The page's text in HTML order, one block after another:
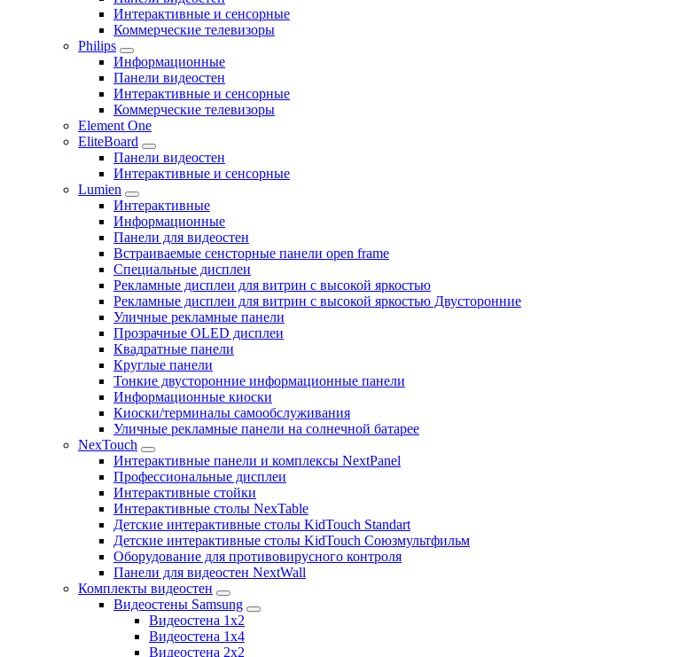
Интерактивные и сенсорные
Коммерческие телевизоры
Philips
Информационные
Панели видеостен
Интерактивные и сенсорные
Коммерческие телевизоры
Element One
EliteBoard
Панели видеостен
Интерактивные и сенсорные
Lumien
Интерактивные
Информационные
Панели для видеостен
Встраиваемые сенсторные панели open frame
Специальные дисплеи
Рекламные дисплеи для витрин с высокой яркостью
Рекламные дисплеи для витрин с высокой яркостью Двусторонние
Уличные рекламные панели
Прозрачные OLED дисплеи
Квадратные панели
Круглые панели
Тонкие двусторонние информационные панели
Информационные киоски
Киоски/терминалы самообслуживания
Уличные рекламные панели на солнечной батарее
NexTouch
Интерактивные панели и комплексы NextPanel
Профессиональные дисплеи
Интерактивные стойки
Интерактивные столы NexTable
Детские интерактивные столы KidTouch Standart
Детские интерактивные столы KidTouch Союзмультфильм
Оборудование для противовирусного контроля
Панели для видеостен NextWall
Комплекты видеостен
Видеостены Samsung
Видеостена 1x2
Видеостена 1x4
Видеостена 2x2